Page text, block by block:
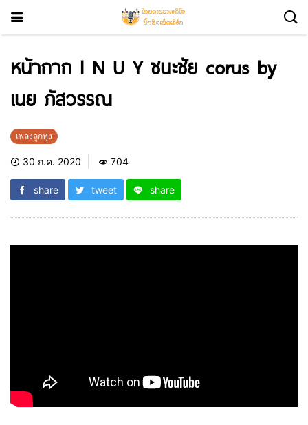
หน้ากาก l N U Y ชนะชัย corus by
เนย ภัสวรรณ
เพลงลูกทุ่ง
30 ก.ค. 2020 704
share tweet share